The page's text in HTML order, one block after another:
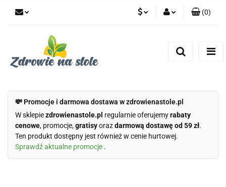
(0)
💸 Promocje i darmowa dostawa w zdrowienastole.pl
W sklepiezdrowienastole.pl regularnie oferujemyrabaty
cenowe, promocje,gratisyorazdarmową dostawę od 59 zł.
Ten produkt dostępny jest również w cenie hurtowej.
Sprawdź aktualne promocje .